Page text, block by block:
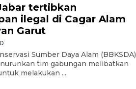
tertibkan
ilegal di Cagar Alam
Garut
Sumber Daya Alam (BBKSDA)
tim gabungan melibatkan
melakukan ...